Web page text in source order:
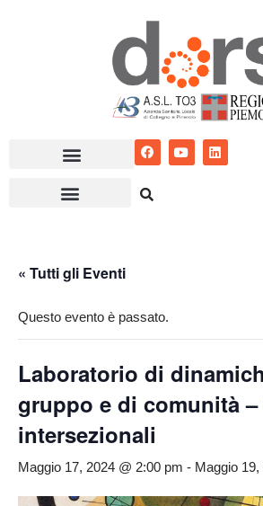
« Tutti gli Eventi
Questo evento è passato.
Laboratorio di
gruppo e di comunità
intersezionali
Maggio 17, 2024 @ 2:00 pm - Maggio